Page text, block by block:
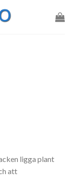
ligga plant
att